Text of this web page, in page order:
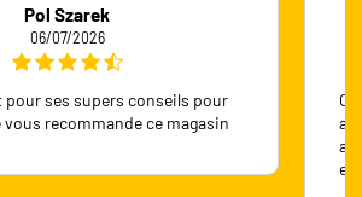
Pol Szarek
06/07/2026
pour ses supers conseils pour
recommande ce magasin